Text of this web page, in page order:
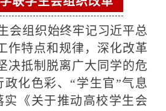
会组织始终牢记习近平总
作特点和规律，深化改革
决抵制脱离广大同学的危
政化色彩、“学生官”气息
实《关于推动高校学生会